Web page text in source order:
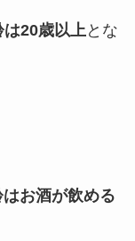
20歳以上とな
お酒が飲める